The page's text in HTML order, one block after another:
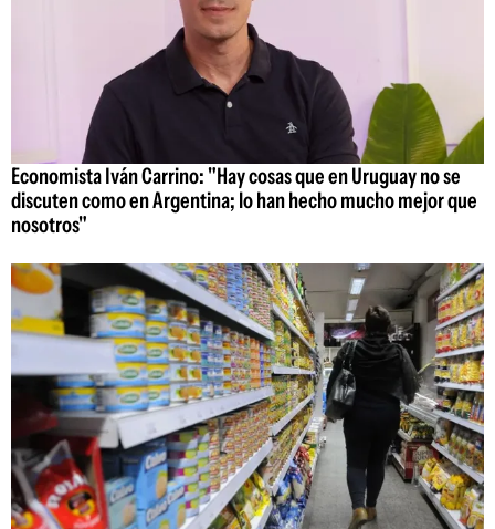
Economista Iván Carrino: "Hay cosas que en Uruguay no se
discuten como en Argentina; lo han hecho mucho mejor que
nosotros"